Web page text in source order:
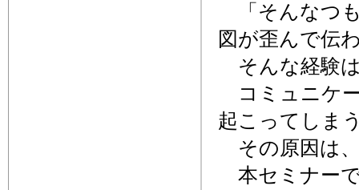
「そんなつ
図が歪んで伝
そんな経験
コミュニケ
起こってしま
その原因は
本セミナー